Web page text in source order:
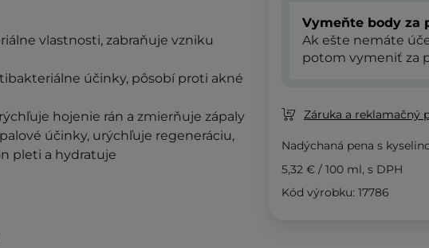
vlastnosti, zabraňuje vzniku
účinky, pôsobíproti akné
hojenie rán a zmierňuje zápaly
účinky, urýchľuje regeneráciu,
pleti a hydratuje
Vymeňte body za
Ak ešte nemáte
potom vymeniť za
Záruka a reklamačný
Nadýchaná pena s
5,32 € / 100 ml, s DPH
Kód výrobku: 17786